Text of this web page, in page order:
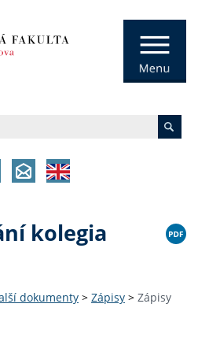
kolegia
dokumenty > Zápisy > Zápisy